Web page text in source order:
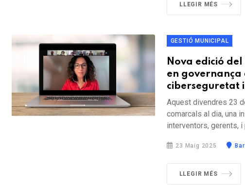
LLEGIR MÉS
GESTIÓ MUNICIPAL
Nova edició
en governança
ciberseguretat
Aquest divendres 23
comarcals al dia, una
interventors, gerents, i
23 Maig 2025
LLEGIR MÉS